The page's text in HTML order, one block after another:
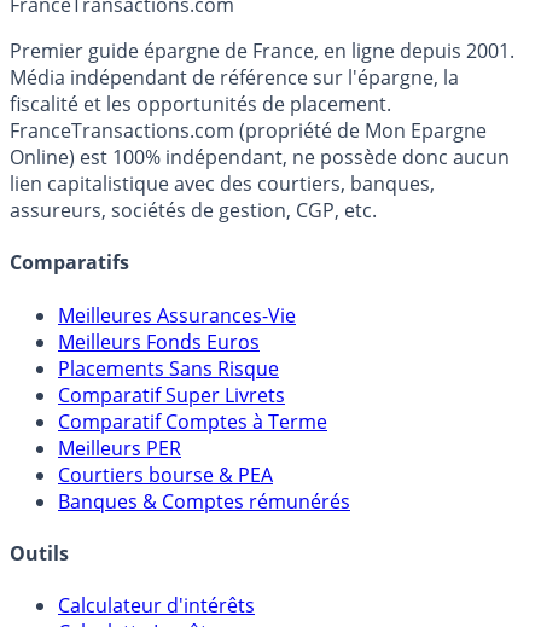
Accéder au simulateur
FranceTransactions.com
Premier guide épargne de France, en ligne depuis 2001.
Média indépendant de référence sur l'épargne, la
fiscalité et les opportunités de placement.
FranceTransactions.com (propriété de Mon Epargne
Online) est 100% indépendant, ne possède donc aucun
lien capitalistique avec des courtiers, banques,
Meilleures Assurances-Vie
Meilleurs Fonds Euros
Placements Sans Risque
Comparatif Super Livrets
Comparatif Comptes à Terme
Meilleurs PER
Courtiers bourse & PEA